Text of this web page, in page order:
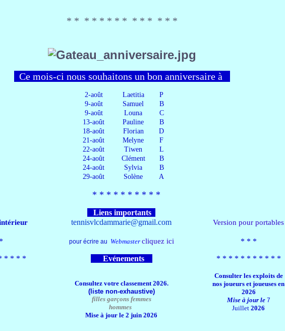
* * *​ * * *​ * * *​ * * *​ * *
Ce mois-ci nous souhaitons un bon anniversaire à
2-août Laetitia
P
9-août
Samuel
B
9-août
Louna
C
13-août
Pauline
B
18-août
Florian
D
21-août
Melyne
F
22-août
Tiwen
L
24-août
Clément
B
24-août
Sylvia
B
29-août
Solène A
* * *​ * * *​ * * *​ *
Liens importants
tennisvlcdammarie@gmail.com Version pour portables
pour écrire au Webmaster cliquez ici
*​ * *
* * *​ *
Evénements *​ * * *​ * * *​ * * *​ *
Consultez votre classement 2026.
(liste non-exhaustive)
filles garçons femmes
hommes
Mise à jour le 2 juin 2026
Consulter les exploits de
nos joueurs et joueuses en
2026
Mise à jour le 7
Juillet 2026